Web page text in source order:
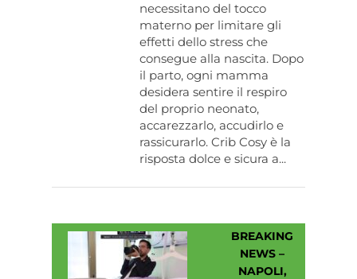
necessitano del tocco
materno per limitare gli
effetti dello stress che
consegue alla nascita. Dopo
il parto, ogni mamma
desidera sentire il respiro
del proprio neonato,
accarezzarlo, accudirlo e
rassicurarlo. Crib Cosy è la
risposta dolce e sicura a...
BREAKING
NEWS –
NAPOLI,